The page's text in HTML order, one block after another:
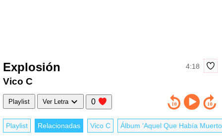
Explosión 4:18
Vico C
Playlist Ver Letra 0
Playlist Relacionadas Vico C Álbum 'Aquel Que Había